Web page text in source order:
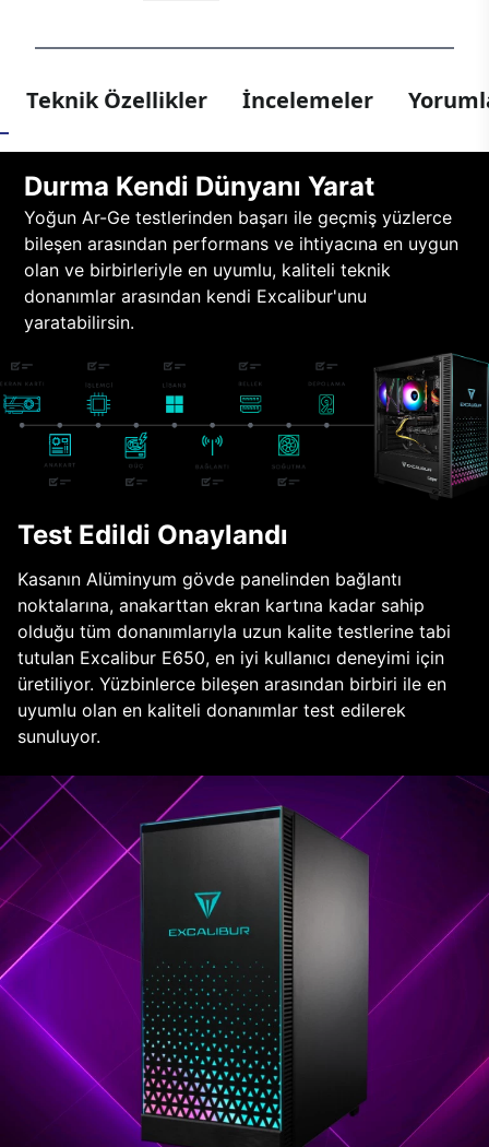
Teknik Özellikler İncelemeler
Durma Kendi Dünyanı Yarat
Yoğun Ar-Ge testlerinden başarı ile geçmiş yüzlerce
bileşen arasından performans ve ihtiyacına en uygun
olan ve birbirleriyle en uyumlu, kaliteli teknik
donanımlar arasından kendi Excalibur'unu
yaratabilirsin.
Test Edildi Onaylandı
Kasanın Alüminyum gövde panelinden bağlantı
noktalarına, anakarttan ekran kartına kadar sahip
olduğu tüm donanımlarıyla uzun kalite testlerine tabi
tutulan Excalibur E650, en iyi kullanıcı deneyimi için
üretiliyor. Yüzbinlerce bileşen arasından birbiri ile en
uyumlu olan en kaliteli donanımlar test edilerek
sunuluyor.